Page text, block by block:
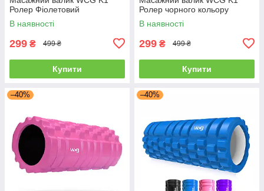
Ролер Фіолетовий
В наявності
299 ₴ 499 ₴
Купити
Ролер чорного кольору
В наявності
299 ₴ 499 ₴
Купити
–40% –40%